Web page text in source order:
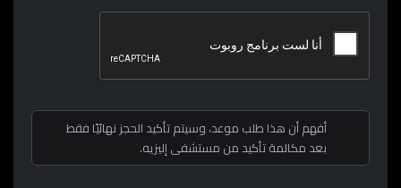
أفهم أن هذا طلب موعد، وسيتم تأكيد الحجز نهائيًا فقط
بعد مكالمة تأكيد من مستشفى إليزيه.